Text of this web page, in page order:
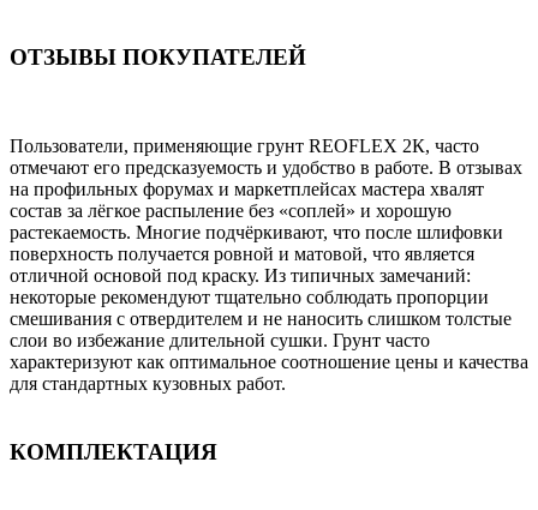
ОТЗЫВЫ ПОКУПАТЕЛЕЙ
Пользователи, применяющие грунт REOFLEX 2К, часто
отмечают его предсказуемость и удобство в работе. В отзывах
на профильных форумах и маркетплейсах мастера хвалят
состав за лёгкое распыление без «соплей» и хорошую
растекаемость. Многие подчёркивают, что после шлифовки
поверхность получается ровной и матовой, что является
отличной основой под краску. Из типичных замечаний:
некоторые рекомендуют тщательно соблюдать пропорции
смешивания с отвердителем и не наносить слишком толстые
слои во избежание длительной сушки. Грунт часто
характеризуют как оптимальное соотношение цены и качества
для стандартных кузовных работ.
КОМПЛЕКТАЦИЯ